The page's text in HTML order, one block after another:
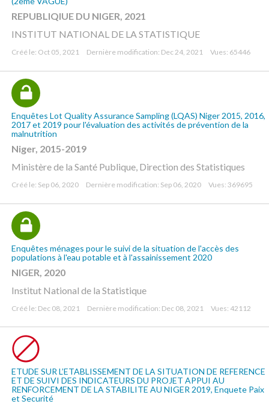
REPUBLIQIUE DU NIGER, 2021
INSTITUT NATIONAL DE LA STATISTIQUE
Créé le: Oct 05, 2021 Dernière modification: Dec 24, 2021 Vues: 65446
Enquêtes Lot Quality Assurance Sampling (LQAS) Niger 2015, 2016,
2017 et 2019 pour l'évaluation des activités de prévention de la
malnutrition
Niger, 2015-2019
Ministère de la Santé Publique, Direction des Statistiques
Créé le: Sep 06, 2020 Dernière modification: Sep 06, 2020 Vues: 369695
Enquêtes ménages pour le suivi de la situation de l'accès des
populations à l'eau potable et à l'assainissement 2020
NIGER, 2020
Institut National de la Statistique
Créé le: Dec 08, 2021 Dernière modification: Dec 08, 2021 Vues: 42112
ETUDE SUR L’ETABLISSEMENT DE LA SITUATION DE REFERENCE
ET DE SUIVI DES INDICATEURS DU PROJET APPUI AU
RENFORCEMENT DE LA STABILITE AU NIGER 2019, Enquete Paix
et Securité